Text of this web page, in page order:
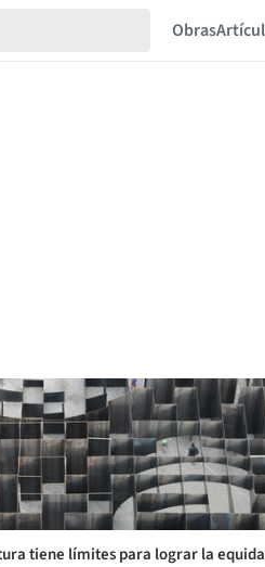
Obras
tiene límites para lograr la